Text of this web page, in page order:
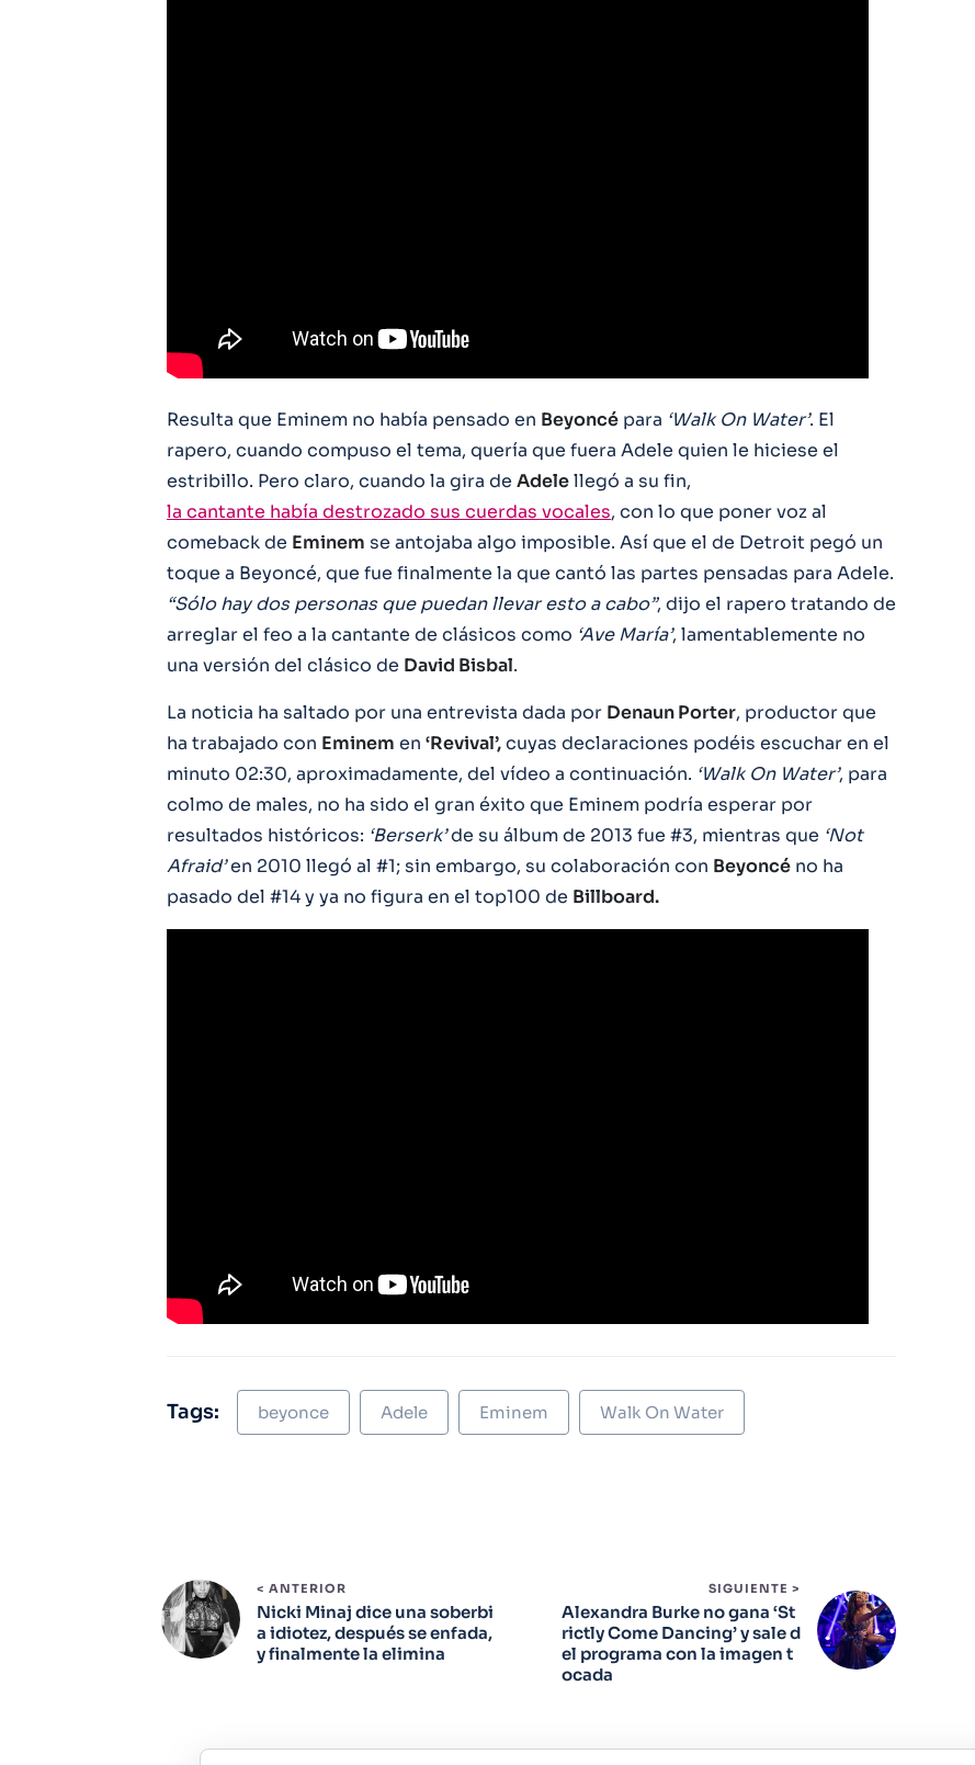
Resulta que Eminem no había pensado en Beyoncé para ‘Walk On Water’. El
rapero, cuando compuso el tema, quería que fuera Adele quien le hiciese el
estribillo. Pero claro, cuando la gira de Adelellegó a su fin,
la cantante había destrozado sus cuerdas vocales, con lo que poner voz al
comeback de Eminem se antojaba algo imposible. Así que el de Detroit pegó un
toque a Beyoncé, que fue finalmente la que cantó las partes pensadas para Adele.
“Sólo hay dos personas que puedan llevar esto a cabo”, dijo el rapero tratando de
arreglar el feo a la cantante de clásicos como ‘Ave María’, lamentablemente no
una versión del clásico de David Bisbal.
La noticia ha saltado por una entrevista dada por Denaun Porter, productor que
ha trabajado con Eminem en ‘Revival’,cuyas declaraciones podéis escuchar en el
minuto 02:30, aproximadamente, del vídeo a continuación. ‘Walk On Water’, para
colmo de males, no ha sido el gran éxito que Eminem podría esperar por
resultados históricos: ‘Berserk’de su álbum de 2013 fue #3, mientras que ‘Not
Afraid’en 2010 llegó al #1; sin embargo, su colaboración con Beyoncé no ha
pasado del #14 y ya no figura en el top100 de Billboard.
Tags: beyonce Adele Eminem Walk On Water
< ANTERIOR
Nicki Minaj dice una soberbi
a idiotez, después se enfada,
y finalmente la elimina
SIGUIENTE >
Alexandra Burke no gana ‘St
rictly Come Dancing’ y sale d
el programa con la imagen t
ocada